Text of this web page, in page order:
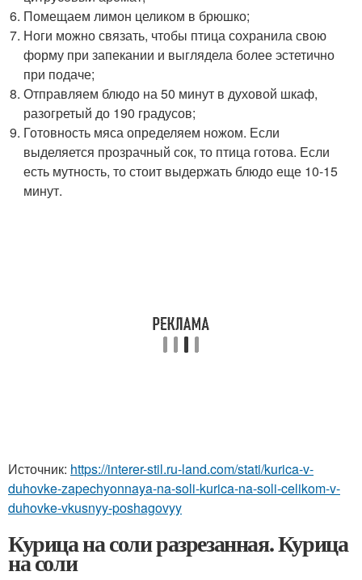
Помещаем лимон целиком в брюшко;
Ноги можно связать, чтобы птица сохранила свою
форму при запекании и выглядела более эстетично
при подаче;
Отправляем блюдо на 50 минут в духовой шкаф,
разогретый до 190 градусов;
Готовность мяса определяем ножом. Если
выделяется прозрачный сок, то птица готова. Если
есть мутность, то стоит выдержать блюдо еще 10-15
минут.
Источник: https://interer-stil.ru-land.com/stati/kurica-v-
duhovke-zapechyonnaya-na-soli-kurica-na-soli-celikom-v-
duhovke-vkusnyy-poshagovyy
Курица на соли разрезанная. Курица
на соли